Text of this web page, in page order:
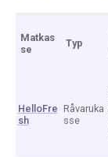
Matkas
se
Typ
HelloFre
sh
Råvaruka
sse